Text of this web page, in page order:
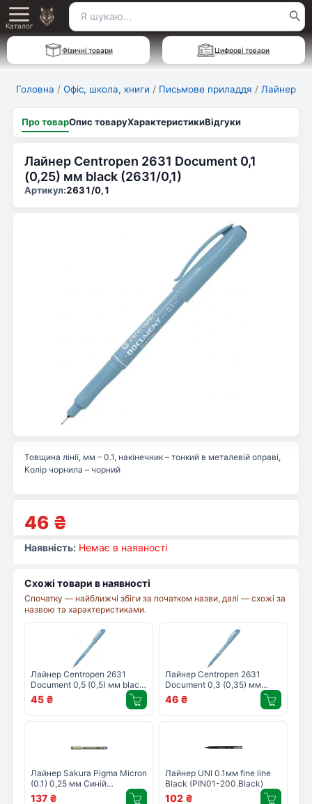
Перейти
до
вмісту
Main
Menu
Каталог
Пошук
для:
Фізичні товари Цифрові товари
Головна / Офіс, школа, книги / Письмове приладдя / Лайнер
Про товарОпис товаруХарактеристикиВідгуки
Лайнер Centropen 2631 Document 0,1
(0,25) мм black (2631/0,1)
Артикул:2631/0,1
46 ₴
Товщина лінії, мм – 0.1, накінечник – тонкий в металевій оправі,
Колір чорнила – чорний
Наявність: Немає в наявності
Схожі товари в наявності
Спочатку — найближчі збіги за початком назви, далі — схожі за
назвою та характеристиками.
Лайнер Centropen 2631
Document 0,5 (0,5) мм black
(2631/0,5)
45 ₴
Лайнер Centropen 2631
Document 0,3 (0,35) мм
black (2631/0,3)
46 ₴
Лайнер Sakura Pigma Micron
(0.1) 0,25 мм Синій
(084511306356)
137 ₴
Лайнер UNI 0.1мм fine line
Black (PIN01-200.Black)
102 ₴